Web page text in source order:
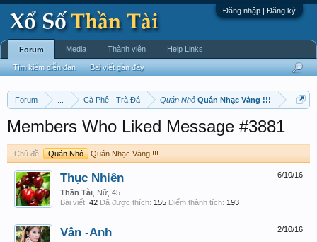
Đăng nhập | Đăng ký
Forum Cà Phê - Trà Đá Quán Nhỏ Quán Nhạc Vàng !!!
Members Who Liked Message #3881
Chủ đề: Quán Nhỏ Quán Nhạc Vàng !!!
6/10/16
Thục Nhiên
Thần Tài , Nữ, 45
Bài viết: 42 Đã được thích: 155 Điểm thành tích: 193
2/10/16
Vân -Anh
Forum
Tìm kiếm diễn đàn Bài viết gần đây
Media Thành viên Help Links